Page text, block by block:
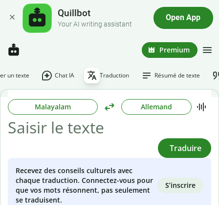
Quillbot
Your AI writing assistant
Open App
Premium
un texte Chat IA Traduction Résumé de texte
Malayalam Allemand
Traduire
Recevez des conseils culturels avec
chaque traduction. Connectez-vous pour
que vos mots résonnent, pas seulement
se traduisent.
S’inscrire